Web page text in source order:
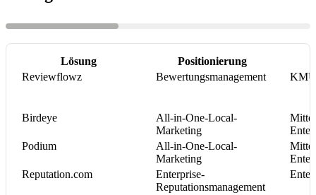
Lösung
Positionierung
Reviewflowz
Bewertungsmanagement KMU
Birdeye
All-in-One-Local-
Marketing
Podium
All-in-One-Local-
Marketing
Reputation.com
Enterprise-
Reputationsmanagement